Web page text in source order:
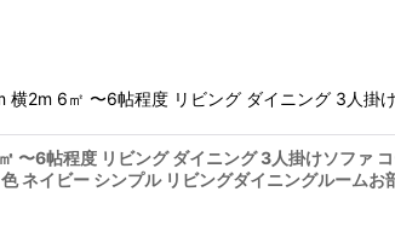
横2m 6㎡ 〜6帖程度 リビング ダイニング 3人
〜6帖程度 リビング ダイニング 3人掛けソファ
色 ネイビー シンプル リビングダイニングルー